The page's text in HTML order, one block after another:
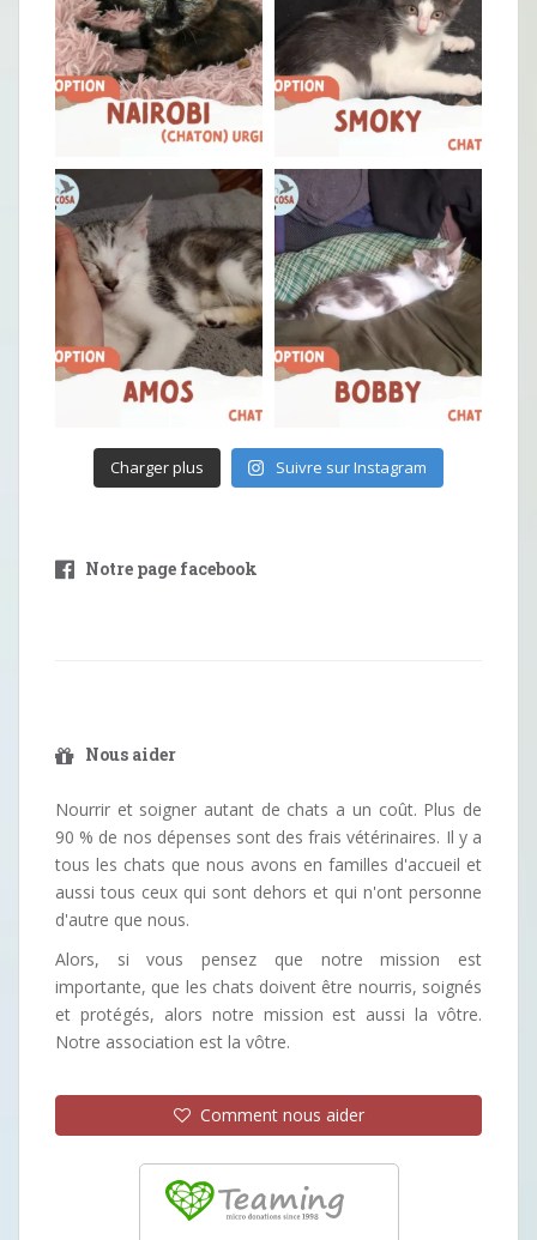
Charger plus Suivre sur Instagram
Notre page facebook
Nous aider
Nourrir et soigner autant de chats a un coût. Plus de
90 % de nos dépenses sont des frais vétérinaires. Il y a
tous les chats que nous avons en familles d'accueil et
aussi tous ceux qui sont dehors et qui n'ont personne
d'autre que nous.
Alors, si vous pensez que notre mission est
importante, que les chats doivent être nourris, soignés
et protégés, alors notre mission est aussi la vôtre.
Notre association est la vôtre.
Comment nous aider